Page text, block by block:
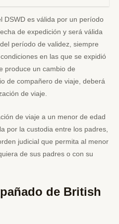
DSWD es válida por un período
de expedición y será válida
período de validez, siempre
en las que se expidió
produce un cambio de
de compañero de viaje, deberá
de viaje.
de viaje a un menor de edad
por la custodia entre los padres,
judicial que permita al menor
de sus padres o con su
de British